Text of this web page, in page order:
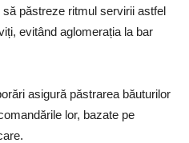
păstreze ritmul servirii astfel
evitând aglomerația la bar
asigură păstrarea băuturilor
lor, bazate pe